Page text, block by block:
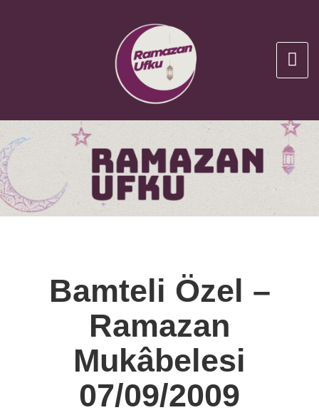
Bamteli Özel –
Ramazan
Mukâbelesi
07/09/2009